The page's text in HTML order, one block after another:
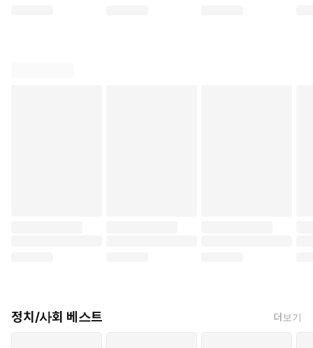
정치/사회 베스트 더보기